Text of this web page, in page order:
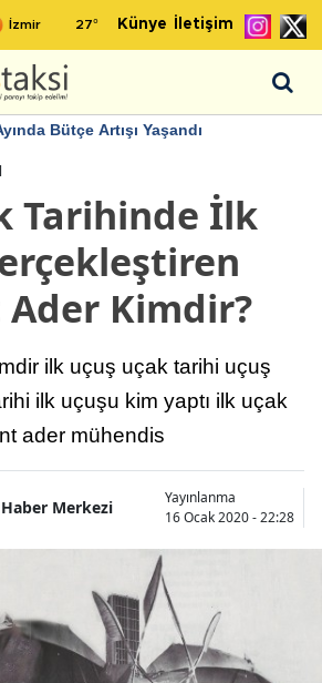
27° Künye İletişim
Bütçe Artışı Yaşandı
Tarihinde İlk
Kimdir?
ilk uçuş uçak tarihi uçuş
ilk uçuşu kim yaptı ilk uçak
ader mühendis
Merkezi
Yayınlanma
16 Ocak 2020 - 22:28